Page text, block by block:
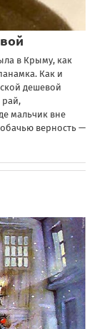
в Крыму, как
Как и
дешевой
рай,
мальчик вне
верность —